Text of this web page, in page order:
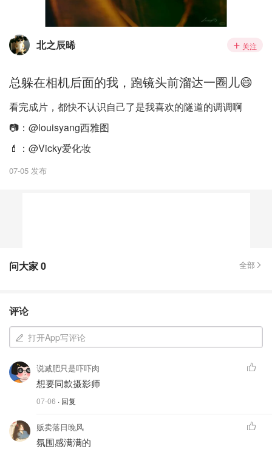
北之辰晞 关注
总躲在相机后面的我，跑镜头前溜达一圈儿😄
看完成片，都快不认识自己了是我喜欢的隧道的调调啊
📷：@louisyang西雅图
💄：@Vicky爱化妆
07-05 发布
问大家0 全部
评论
打开App写评论
说减肥只是吓吓肉
想要同款摄影师
07-06 · 回复
贩卖落日晚风
氛围感满满的